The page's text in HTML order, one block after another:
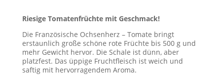
Riesige Tomatenfrüchte mit Geschmack!
Die Französische Ochsenherz – Tomate bringt
erstaunlich große schöne rote Früchte bis 500 g und
mehr Gewicht hervor. Die Schale ist dünn, aber
platzfest. Das üppige Fruchtfleisch ist weich und
saftig mit hervorragendem Aroma.